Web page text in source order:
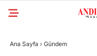
Ana Sayfa › Gündem